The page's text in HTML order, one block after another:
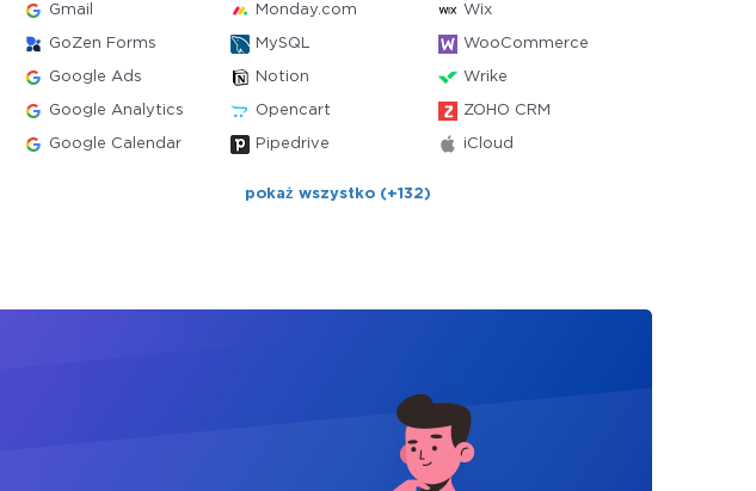
Gmail Monday.com Wix
GoZen Forms MySQL WooCommerce
Google Ads Notion Wrike
Google Analytics Opencart ZOHO CRM
Google Calendar Pipedrive iCloud
pokaż wszystko (+132)